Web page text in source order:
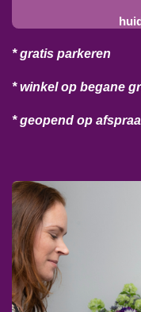
* gratis parkeren
* winkel op begane
* geopend op